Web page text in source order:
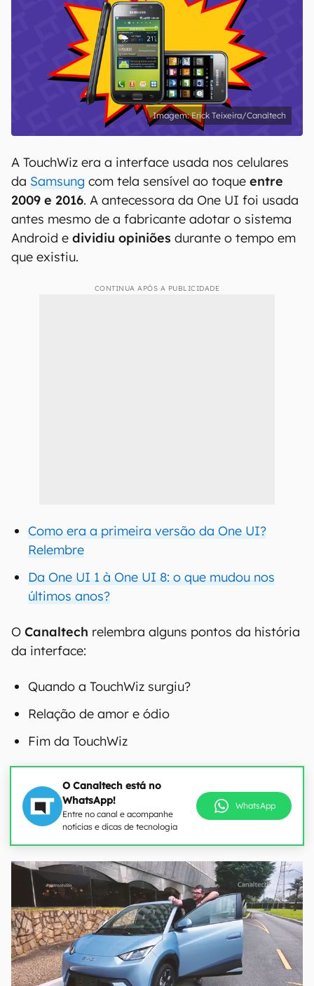
Erick Teixeira/Canaltech
A TouchWiz era a interface usada nos celulares
da Samsung com tela sensível ao toque entre
2009 e 2016. A antecessora da One UI foi usada
antes mesmo de a fabricante adotar o sistema
Android e dividiu opiniões durante o tempo em
que existiu.
CONTINUA APÓS A PUBLICIDADE
Como era a primeira versão da One UI?
Relembre
Da One UI 1 à One UI 8: o que mudou nos
últimos anos?
O Canaltech relembra alguns pontos da história
da interface:
Quando a TouchWiz surgiu?
Relação de amor e ódio
Fim da TouchWiz
O Canaltech está no
WhatsApp!
Entre no canal e acompanhe
notícias e dicas de tecnologia
WhatsApp